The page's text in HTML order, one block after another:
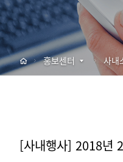
홍보센터 사내
[사내행사] 2018년